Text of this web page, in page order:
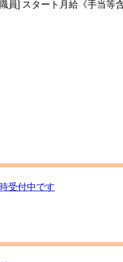
職員] スタート月給《手